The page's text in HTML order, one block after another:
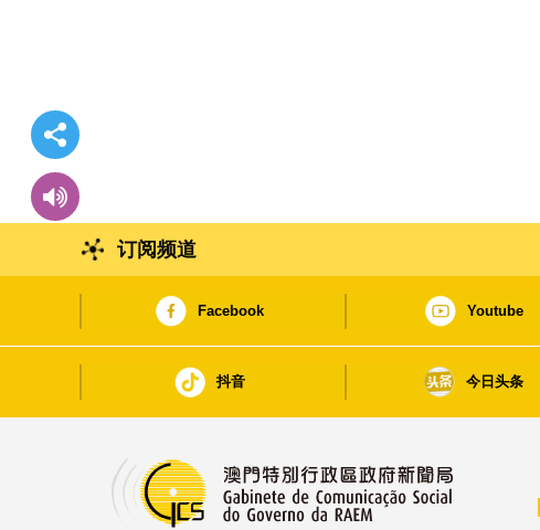
订阅频道
Facebook Youtube
抖音 今日头条